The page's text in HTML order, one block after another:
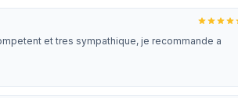
et tres sympathique, je recommande a